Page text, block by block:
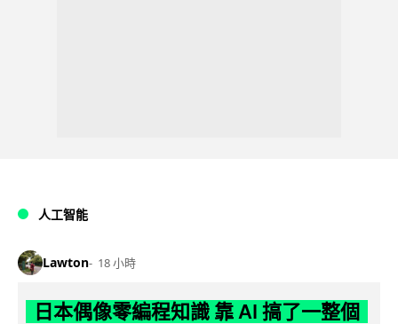
人工智能
Lawton 18 小時
日本偶像零編程知識 靠 AI 搞了一整個